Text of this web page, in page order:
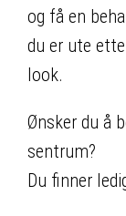
og få en
du er ute
look.
Ønsker du å
sentrum?
Du finner